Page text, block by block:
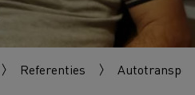
Referenties